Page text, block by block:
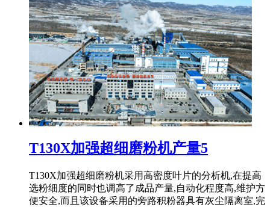
T130X加强超细磨粉机产量5
T130X加强超细磨粉机采用高密度叶片的分析机,在提高
选粉细度的同时也调高了成品产量,自动化程度高,维护方
便安全,而且该设备采用的旁路积粉器具有灰尘隔离室,完